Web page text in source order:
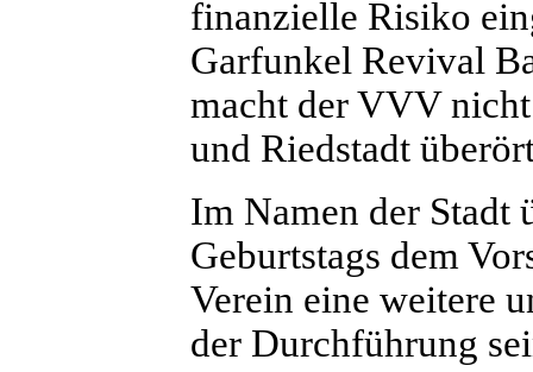
finanzielle Risiko
Garfunkel Revival
macht der VVV
und Riedstadt
Im Namen der Stadt
Geburtstags dem
Verein eine weitere
der Durchführung